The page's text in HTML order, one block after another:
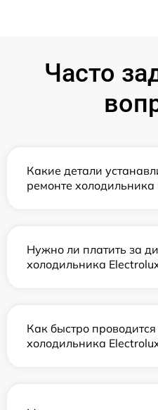
Часто
Какие детали
ремонте холодильника
Нужно ли платить за
холодильника
Как быстро
холодильника